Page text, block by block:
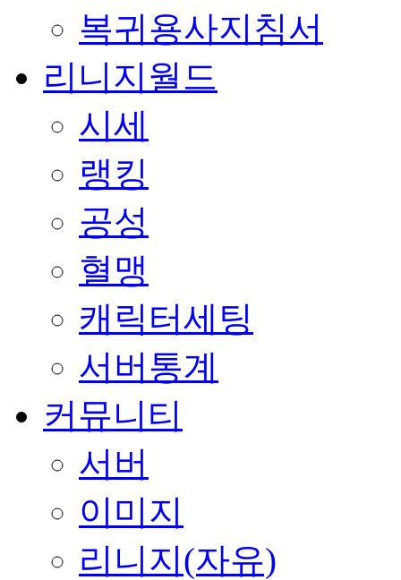
복귀용사지침서
리니지월드
시세
랭킹
공성
혈맹
캐릭터세팅
서버통계
커뮤니티
서버
이미지
리니지(자유)